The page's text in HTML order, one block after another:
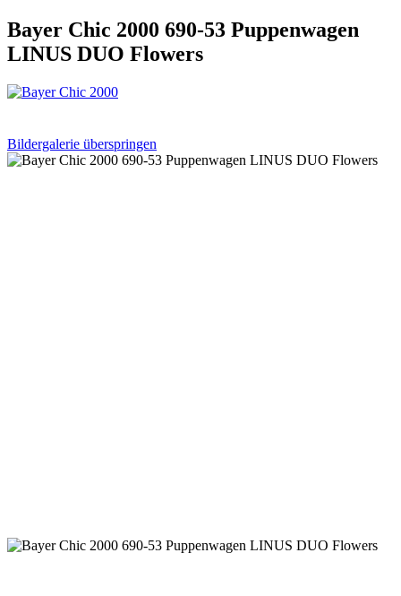
Bayer Chic 2000 690-53 Puppenwagen
LINUS DUO Flowers
Bildergalerie überspringen